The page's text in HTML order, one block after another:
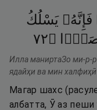
فَإِنَّهُۥ يَسْلُكُ
۝٢٧
Илла маниртаЗо ми-р-
ядайҳи ва мин халфиҳӣ
Магар шахс
албатта, Ӯ аз